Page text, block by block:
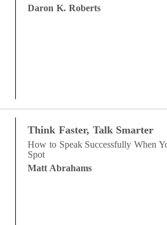
Daron K. Roberts
Think Faster, Talk Smarter
How to Speak Successfully When
Spot
Matt Abrahams